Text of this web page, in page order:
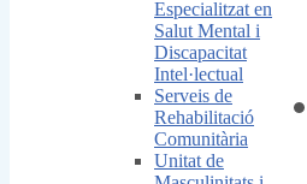
Especialitzat en
Salut Mental i
Discapacitat
Intel·lectual
Serveis de
Rehabilitació
Comunitària
Unitat de